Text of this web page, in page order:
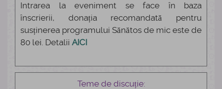
Intrarea la eveniment se face în baza
înscrierii, donația recomandată pentru
susținerea programului Sănătos de mic este de
80 lei. Detalii AICI
Teme de discuție: